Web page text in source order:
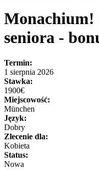
Monachium!
seniora -
Termin:
1 sierpnia 2026
Stawka:
1900€
Miejscowość:
München
Język:
Dobry
Zlecenie dla:
Kobieta
Status:
Nowa